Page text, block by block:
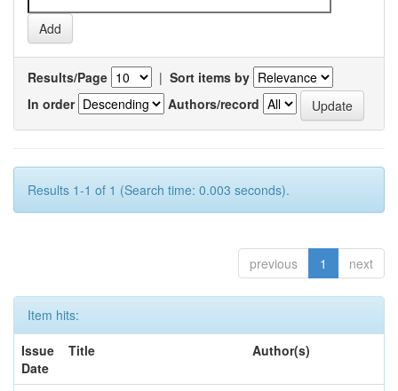
Results/Page | Sort items by
In order
Authors/record
Results 1-1 of 1 (Search time: 0.003 seconds).
previous 1 next
Item hits:
Issue
Date
Title Author(s)